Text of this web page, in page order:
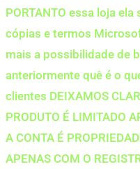
PORTANTO essa loja
cópias e termos
mais a possibilidade de
anteriormente quê é o
clientes DEIXAMOS
PRODUTO É LIMITADO
A CONTA É
APENAS COM O